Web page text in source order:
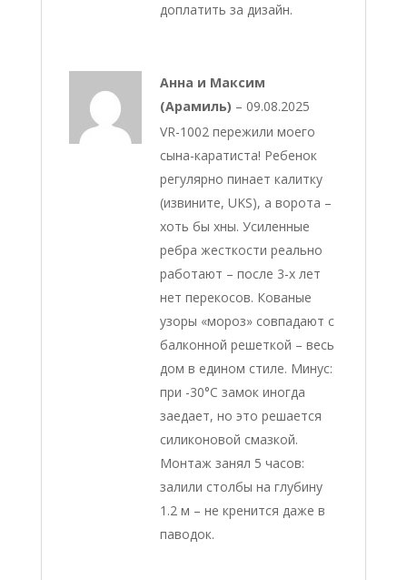
доплатить за дизайн.
Анна и Максим
(Арамиль) – 09.08.2025
VR-1002 пережили моего
сына-каратиста! Ребенок
регулярно пинает калитку
(извините, UKS), а ворота –
хоть бы хны. Усиленные
ребра жесткости реально
работают – после 3-х лет
нет перекосов. Кованые
узоры «мороз» совпадают с
балконной решеткой – весь
дом в едином стиле. Минус:
при -30°С замок иногда
заедает, но это решается
силиконовой смазкой.
Монтаж занял 5 часов:
залили столбы на глубину
1.2 м – не кренится даже в
паводок.